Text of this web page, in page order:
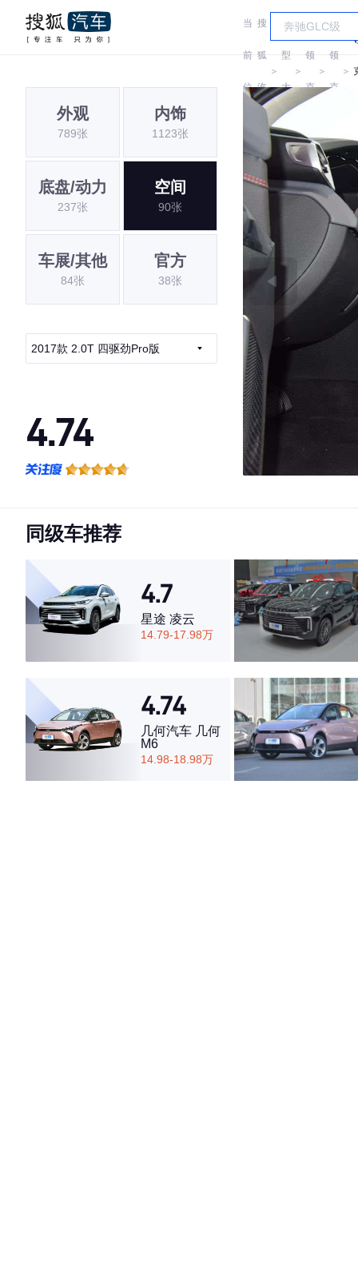
当
前
位
搜
狐
汽
＞
车
型
大
全
＞
领
克
＞
领
克
＞
外观
789张
内饰
1123张
底盘/动力
237张
空间
90张
车展/其他
84张
官方
38张
2017款 2.0T 四驱劲Pro版
4.74
·空间表现一般，低于83%同级车
同级车推荐
4.7
星途 凌云
14.79-17.98万
4.74
几何汽车 几何
M6
14.98-18.98万